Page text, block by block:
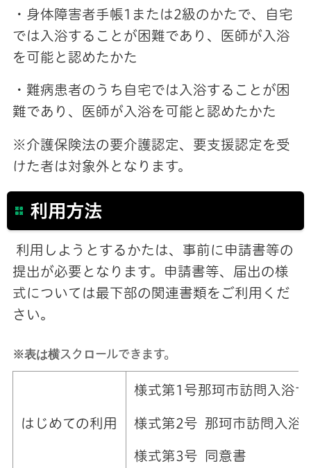
・身体障害者手帳1または2級のかたで、自宅
では入浴することが困難であり、医師が入浴
を可能と認めたかた
・難病患者のうち自宅では入浴することが困
難であり、医師が入浴を可能と認めたかた
※介護保険法の要介護認定、要支援認定を受
けた者は対象外となります。
利用方法
利用しようとするかたは、事前に申請書等の
提出が必要となります。申請書等、届出の様
式については最下部の関連書類をご利用くだ
さい。
※表は横スクロールできます。
はじめての利用
様式第1号那珂市訪問入浴
様式第2号 那珂市訪問入浴
様式第3号 同意書